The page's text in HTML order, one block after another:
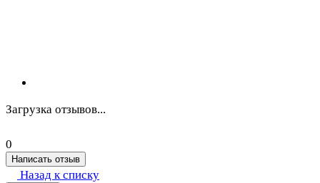
Загрузка отзывов...
0
Написать отзыв
Назад к списку